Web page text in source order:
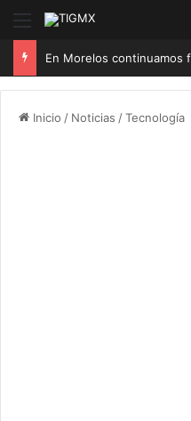
Menú
Inicio / Noticias /Tecnología